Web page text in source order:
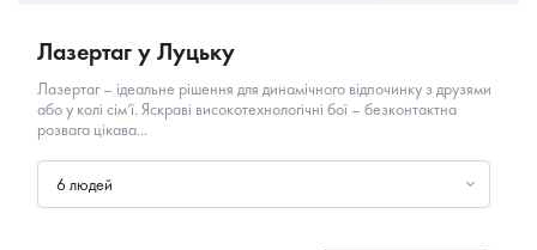
Лазертаг у Луцьку
Лазертаг – ідеальне рішення для динамічного відпочинку з друзями
або у колі сім’ї. Яскраві високотехнологічні бої – безконтактна
розвага цікава...
6 людей